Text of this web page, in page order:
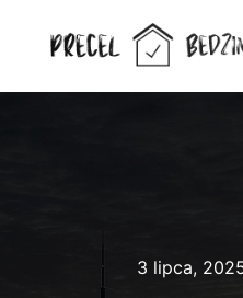
3 lipca,